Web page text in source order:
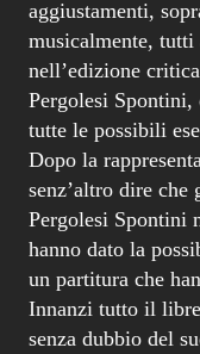
aggiustamenti,
musicalmente, tutti
nell’edizione
Pergolesi
tutte le possibili
Dopo la
senz’altro dire
Pergolesi Spontini
hanno dato la
un partitura che
Innanzi tutto il
senza dubbio del